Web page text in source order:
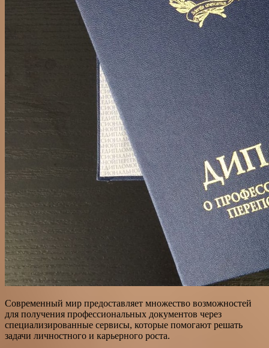
Современный мир предоставляет множество возможностей
для получения профессиональных документов через
специализированные сервисы, которые помогают решать
задачи личностного и карьерного роста.